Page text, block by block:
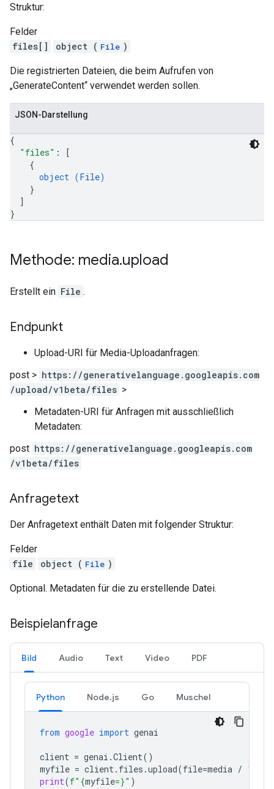
Struktur:
Felder
files[]
object ( File )
Die registrierten Dateien, die beim Aufrufen von
„GenerateContent“ verwendet werden sollen.
JSON-Darstellung
{
"files" :
[
{
object (File)
}
]
}
Methode: media.upload
Erstellt ein File .
Endpunkt
Upload-URI für Media-Uploadanfragen:
post > https: / /generativelanguage.googleapis.com
/upload/v1beta/files >
Metadaten-URI für Anfragen mit ausschließlich
Metadaten:
post https: / /generativelanguage.googleapis.com
/v1beta/files
Anfragetext
Der Anfragetext enthält Daten mit folgender Struktur:
Felder
file
object ( File )
Optional. Metadaten für die zu erstellende Datei.
Beispielanfrage
Bild Audio Text Video PDF
Python Node.js Go Muschel
from google import genai
client = genai .Client()
myfile = client. files .upload(file=media /
print(f" {myfile=}" )